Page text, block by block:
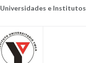
Universidades e Institutos